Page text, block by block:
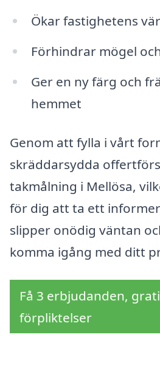
Ökar fastighetens
Förhindrar mögel
Ger en ny färg och
hemmet
Genom att fylla i vårt
skräddarsydda
takmålning i Mellösa,
för dig att ta ett
slipper onödig väntan
komma igång med ditt
Få 3 erbjudanden,
förpliktelser